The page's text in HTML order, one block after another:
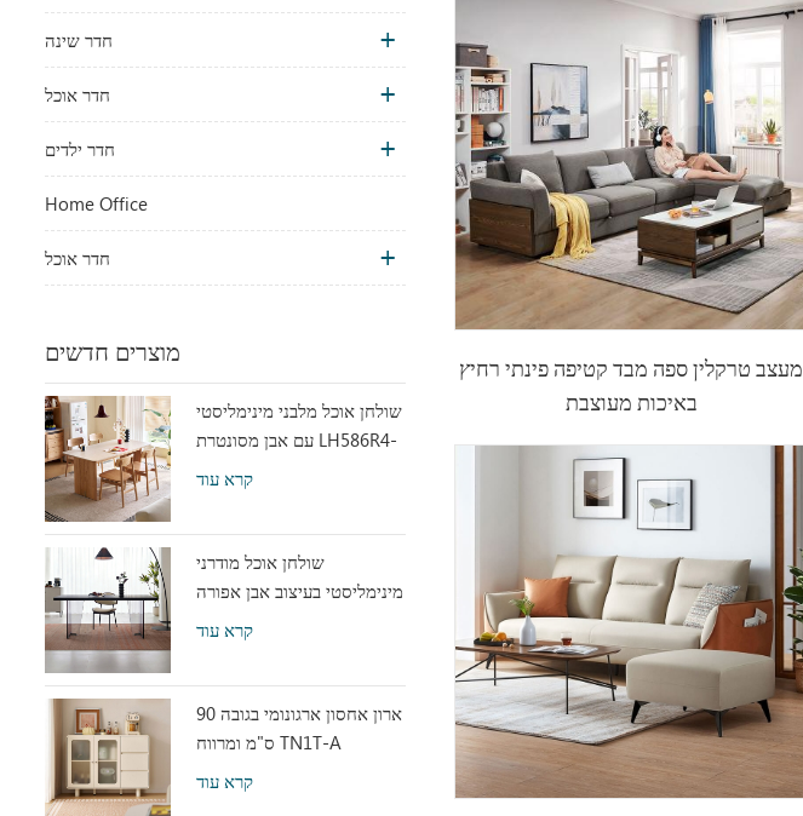
מעצב טרקלין ספה מבד קטיפה פינתי רחיץ
באיכות מעוצבת
חדר שינה
חדר אוכל
חדר ילדים
Home Office
חדר אוכל
מוצרים חדשים
שולחן אוכל מלבני מינימליסטי
עם אבן מסונטרת LH586R4-
C
קרא עוד
שולחן אוכל מודרני
מינימליסטי בעיצוב אבן אפורה
קרא עוד
ארון אחסון ארגונומי בגובה 90
ס"מ ומרווח TN1T-A
קרא עוד